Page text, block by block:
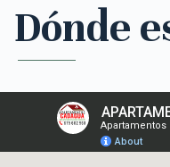
Dónde